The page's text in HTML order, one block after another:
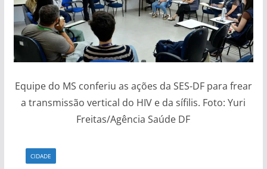
Equipe do MS conferiu as ações da SES-DF para frear
a transmissão vertical do HIV e da sífilis. Foto: Yuri
Freitas/Agência Saúde DF
CIDADE